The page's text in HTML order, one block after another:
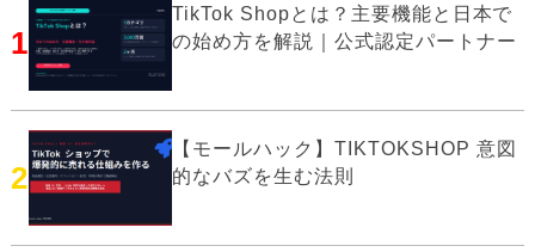
1
TikTok Shopとは？主要機能と日本で
の始め方を解説｜公式認定パートナー
2
【モールハック】TIKTOKSHOP 意図
的なバズを生む法則